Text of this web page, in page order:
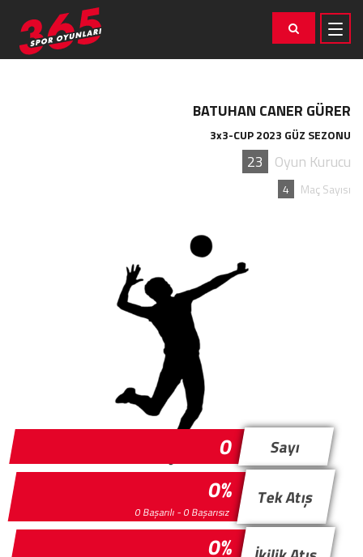
BATUHAN CANER GÜRER
3x3-CUP 2023 GÜZ SEZONU
23 Oyun Kurucu
4 Maç Sayısı
0 Sayı
0%
0 Başarılı - 0 Başarısız
Tek Atış
0%